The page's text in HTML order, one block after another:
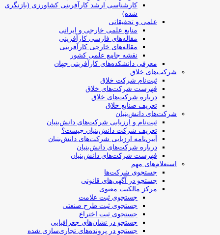
کارشناسی ارشد کارآفرینی کشاورزی (بازنگری
شده)
علمی و تحقیقاتی
منابع علمی خارجی و ایرانی
مقاله‌های فارسی کارآفرینی
مقاله‌های خارجی کارآفرینی
نقشه جامع علمی کشور
معرفی دانشکده‌های کارآفرینی جهان
شرکت‌های خلاق
ثبت‌نام شرکت خلاق
فهرست شرکت‌های خلاق
درباره شرکت‌های خلاق
تعریف صنایع خلاق
شرکت‌های دانش‌بنیان
ثبت‌نام و ارزیابی شرکت‌های دانش‌بنیان
تعریف شرکت دانش‌بنیان چیست؟
آیین‌نامه ارزیابی شرکت‌های دانش‌بنیان
درباره شرکت‌های دانش‌بنیان
فهرست شرکت‌های دانش‌بنیان
استعلام‌های مهم
جستجوی شرکت‌ها
جستجو در آگهی‌های قانونی
مرکز مالکیت معنوی
جستجوی ثبت علامت
جستجوی ثبت طرح صنعتی
جستجوی ثبت اختراع
جستجو در نشان‌های جغرافیایی
جستجو در پرونده‌های تجاری‌سازی شده